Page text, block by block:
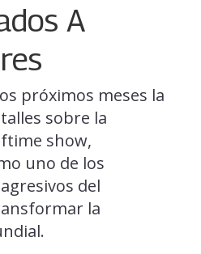
A
próximos meses la
sobre la
show,
uno de los
del
la